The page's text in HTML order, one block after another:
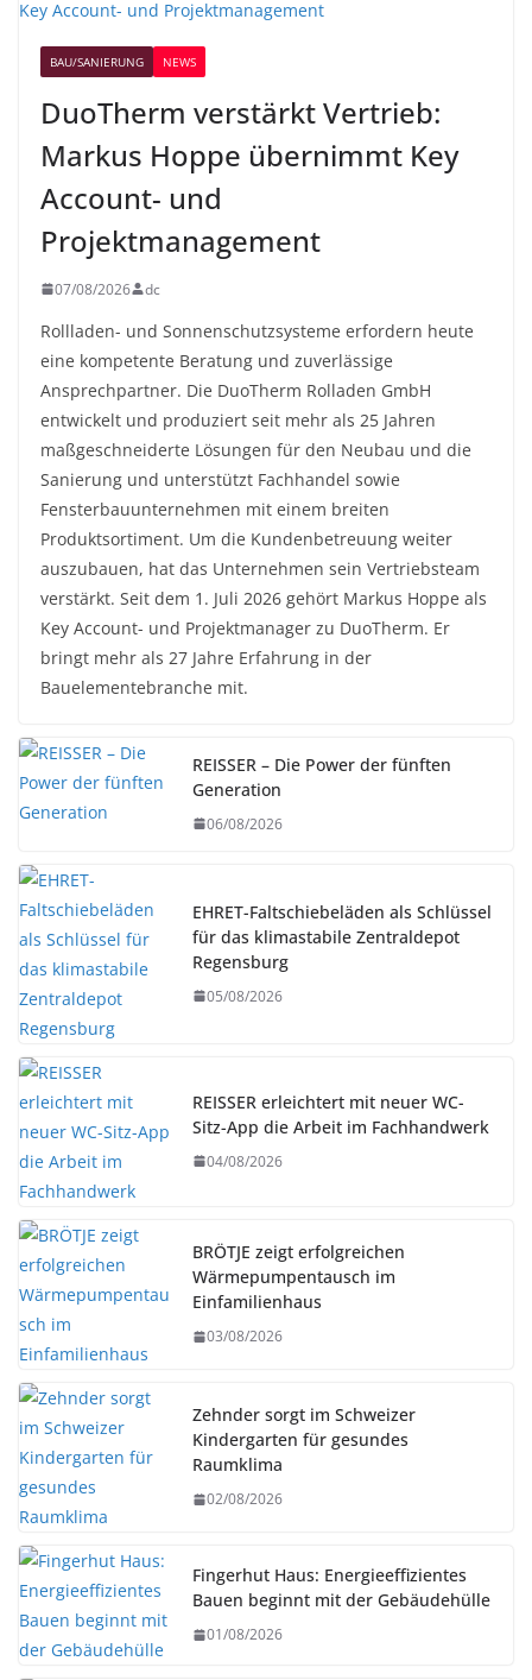
BAU/SANIERUNG NEWS
DuoTherm verstärkt Vertrieb:
Markus Hoppe übernimmt Key
Account- und
Projektmanagement
07/08/2026 dc
Rollladen- und Sonnenschutzsysteme erfordern heute
eine kompetente Beratung und zuverlässige
Ansprechpartner. Die DuoTherm Rolladen GmbH
entwickelt und produziert seit mehr als 25 Jahren
maßgeschneiderte Lösungen für den Neubau und die
Sanierung und unterstützt Fachhandel sowie
Fensterbauunternehmen mit einem breiten
Produktsortiment. Um die Kundenbetreuung weiter
auszubauen, hat das Unternehmen sein Vertriebsteam
verstärkt. Seit dem 1. Juli 2026 gehört Markus Hoppe als
Key Account- und Projektmanager zu DuoTherm. Er
bringt mehr als 27 Jahre Erfahrung in der
Bauelementebranche mit.
REISSER – Die Power der fünften
Generation
06/08/2026
EHRET-Faltschiebeläden als Schlüssel
für das klimastabile Zentraldepot
Regensburg
05/08/2026
REISSER erleichtert mit neuer WC-
Sitz-App die Arbeit im Fachhandwerk
04/08/2026
BRÖTJE zeigt erfolgreichen
Wärmepumpentausch im
Einfamilienhaus
03/08/2026
Zehnder sorgt im Schweizer
Kindergarten für gesundes
Raumklima
02/08/2026
Fingerhut Haus: Energieeffizientes
Bauen beginnt mit der Gebäudehülle
01/08/2026